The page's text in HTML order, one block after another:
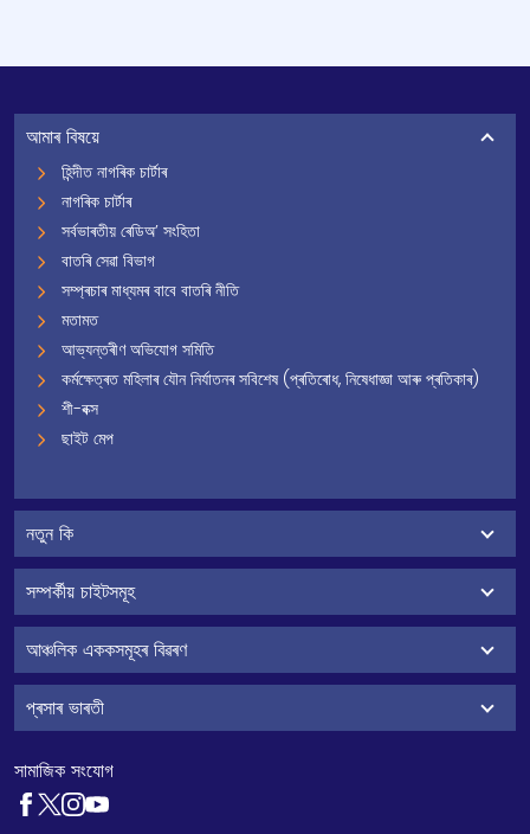
আমাৰ বিষয়ে
হিন্দীত নাগৰিক চাৰ্টাৰ
নাগৰিক চাৰ্টাৰ
সৰ্বভাৰতীয় ৰেডিঅ’ সংহিতা
বাতৰি সেৱা বিভাগ
সম্প্ৰচাৰ মাধ্যমৰ বাবে বাতৰি নীতি
মতামত
আভ্যন্তৰীণ অভিযোগ সমিতি
কৰ্মক্ষেত্ৰত মহিলাৰ যৌন নিৰ্যাতনৰ সবিশেষ (প্ৰতিৰোধ, নিষেধাজ্ঞা আৰু প্ৰতিকাৰ)
শী-বক্স
ছাইট মেপ
নতুন কি
সম্পৰ্কীয় চাইটসমূহ
আঞ্চলিক এককসমূহৰ বিৱৰণ
প্ৰসাৰ ভাৰতী
সামাজিক সংযোগ